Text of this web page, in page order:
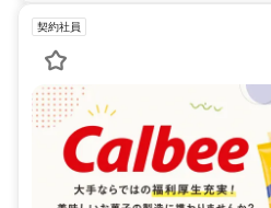
契約社員